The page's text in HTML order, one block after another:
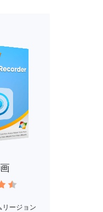
ージョン